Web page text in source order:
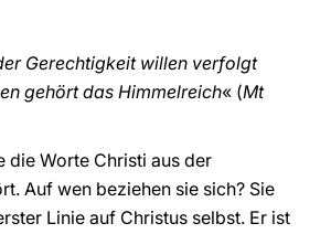
Gerechtigkeit willen verfolgt
gehört das Himmelreich« (Mt
die Worte Christi aus der
Auf wen beziehen sie sich? Sie
Linie auf Christus selbst. Er ist